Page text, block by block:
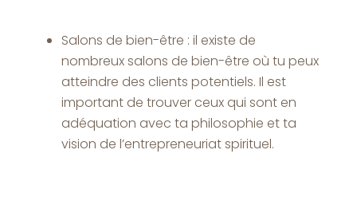
Salons de bien-être : il existe de
nombreux salons de bien-être où tu peux
atteindre des clients potentiels. Il est
important de trouver ceux qui sont en
adéquation avec ta philosophie et ta
vision de l’entrepreneuriat spirituel.